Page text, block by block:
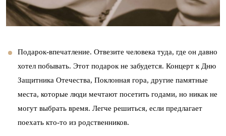
Подарок-впечатление. Отвезите человека туда, где он давно
хотел побывать. Этот подарок не забудется. Концерт к Дню
Защитника Отечества, Поклонная гора, другие памятные
места, которые люди мечтают посетить годами, но никак не
могут выбрать время. Легче решиться, если предлагает
поехать кто-то из родственников.